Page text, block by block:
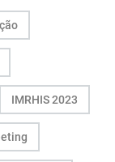
IMRHIS 2023